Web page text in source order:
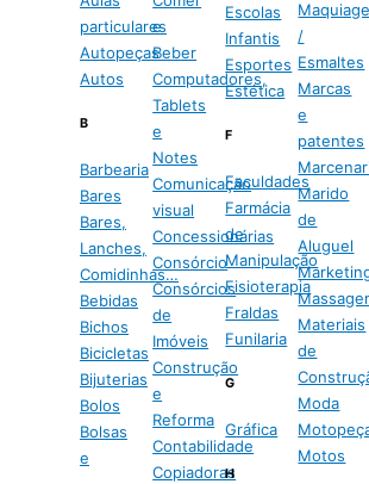
particulares
Autopeças
Autos
B
Barbearia
Bares
Bares,
Lanches,
Comidinhas…
Bebidas
Bichos
Bicicletas
Bijuterias
Bolos
Bolsas
e
e
Beber
Computadores,
Tablets
e
Notes
Comunicação
visual
Concessionárias
Consórcio
Consórcios
de
Imóveis
Construção
e
Reforma
Contabilidade
Copiadoras
Escolas
Infantis
Esportes
Estética
F
Faculdades
Farmácia
de
Manipulação
Fisioterapia
Fraldas
Funilaria
G
Gráfica
H
/
Esmaltes
Marcas
e
patentes
Marido
de
Aluguel
Materiais
de
Moda
Motos